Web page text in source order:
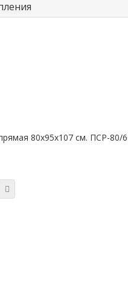
80х95х107 см. ПСР-80/